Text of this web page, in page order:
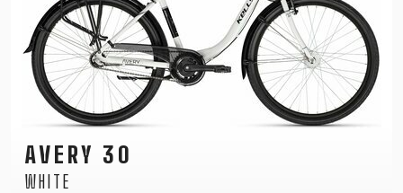
AVERY 30
WHITE